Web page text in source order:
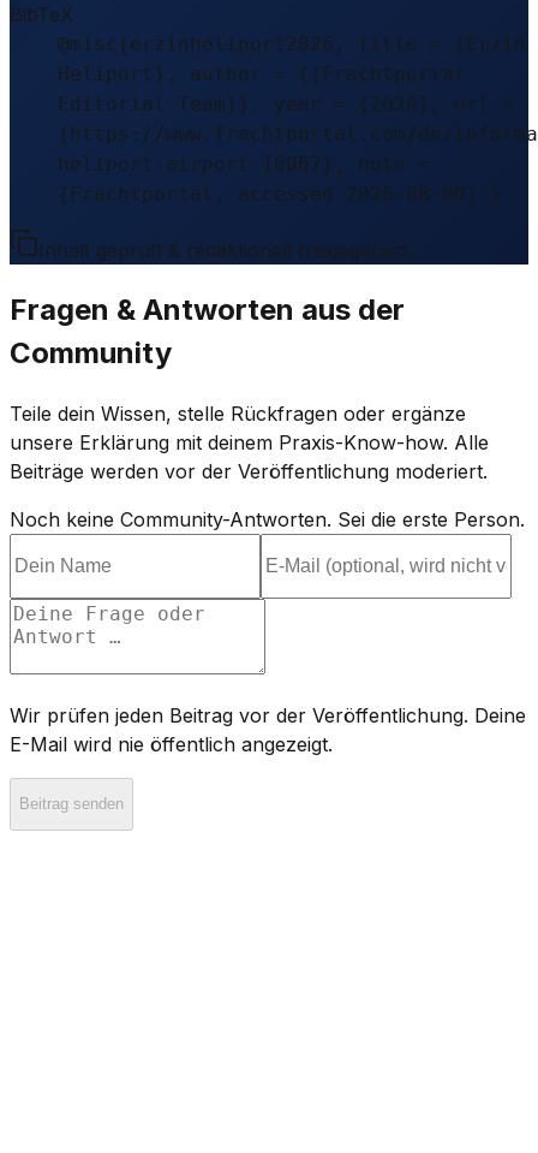
BibTeX
@misc{erzinheliport2026, title = {Erzin
Heliport}, author = {{Frachtportal
Editorial Team}}, year = {2026}, url =
{https://www.frachtportal.com/de/
heliport-airport-10067}, note =
{Frachtportal, accessed 2026-08-06} }
Inhalt geprüft & redaktionell freigegeben.
Fragen & Antworten aus der
Community
Teile dein Wissen, stelle Rückfragen oder ergänze
unsere Erklärung mit deinem Praxis-Know-how. Alle
Beiträge werden vor der Veröffentlichung moderiert.
Noch keine Community-Antworten. Sei die erste Person.
Wir prüfen jeden Beitrag vor der Veröffentlichung. Deine
E-Mail wird nie öffentlich angezeigt.
Beitrag senden